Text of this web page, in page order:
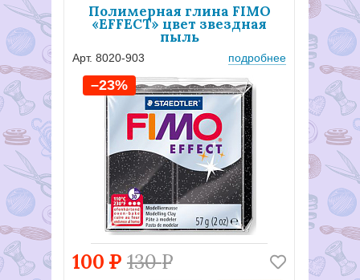
Полимерная глина FIMO
«EFFECT» цвет звездная
пыль
Арт. 8020-903 подробнее
100 Р 130Р
–23%